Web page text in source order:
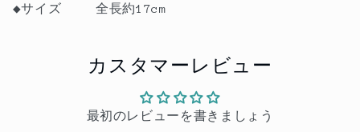
◆サイズ 全長約17cm
カスタマーレビュー
最初のレビューを書きましょう